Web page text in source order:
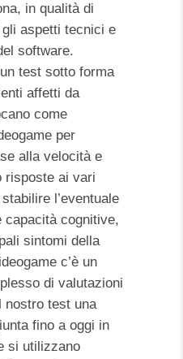
in qualità di
aspetti tecnici e
software.
test sotto forma
affetti da
come
per
alla velocità e
risposte ai vari
l’eventuale
capacità cognitive,
sintomi della
c’è un
di valutazioni
nostro test una
fino a oggi in
si utilizzano